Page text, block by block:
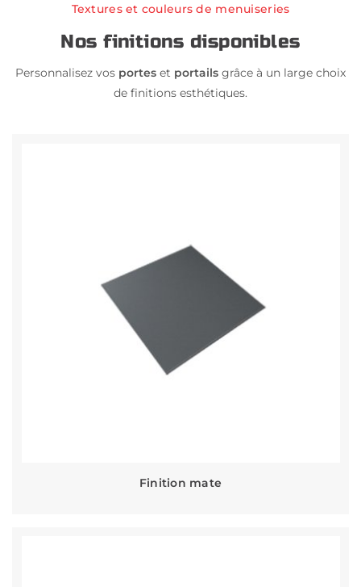
Nos finitions disponibles
Textures et couleurs de menuiseries
Personnalisez vos portes et portails grâce à un large choix
de finitions esthétiques.
Finition mate